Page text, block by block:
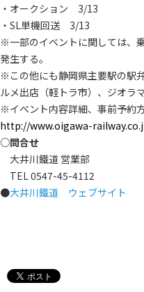
・オークション 3/13
・SL単機回送 3/13
※一部のイベントに関しては、
発生する。
※この他にも静岡県主要駅の駅
ルメ出店（軽トラ市）、ジオラ
※イベント内容詳細、事前予約
http://www.oigawa-
○問合せ
大井川鐵道 営業部
TEL 0547-45-4112
●大井川鐵道 ウェブサイト